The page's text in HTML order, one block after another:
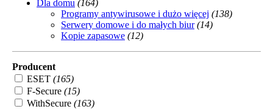
Dla domu (164)
Programy antywirusowe i dużo więcej (138)
Serwery domowe i do małych biur (14)
Kopie zapasowe (12)
Producent
ESET (165)
F-Secure (15)
WithSecure (163)